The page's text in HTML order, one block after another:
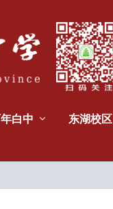
白中 东湖校区